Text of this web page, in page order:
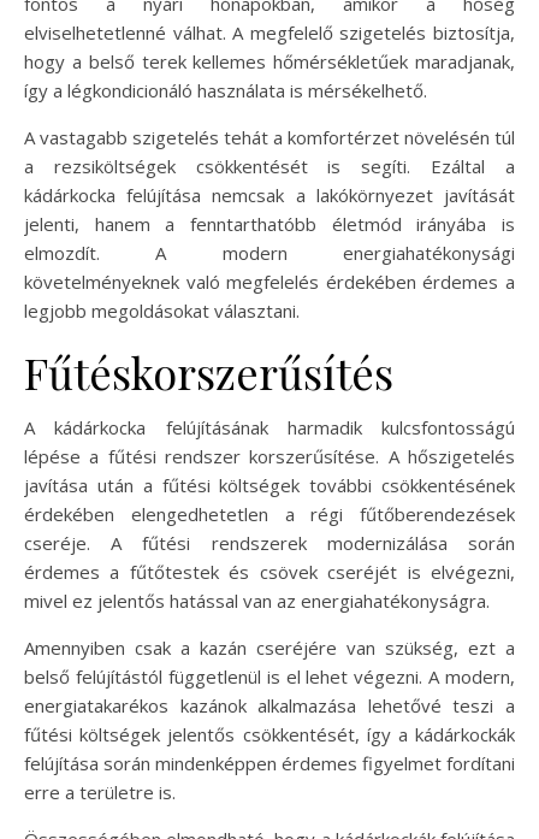
elviselhetetlenné válhat. A megfelelő szigetelés biztosítja,
hogy a belső terek kellemes hőmérsékletűek maradjanak,
így a légkondicionáló használata is mérsékelhető.
A vastagabb szigetelés tehát a komfortérzet növelésén túl
a rezsiköltségek csökkentését is segíti. Ezáltal a
kádárkocka felújítása nemcsak a lakókörnyezet javítását
jelenti, hanem a fenntarthatóbb életmód irányába is
elmozdít. A modern energiahatékonysági
követelményeknek való megfelelés érdekében érdemes a
legjobb megoldásokat választani.
Fűtéskorszerűsítés
A kádárkocka felújításának harmadik kulcsfontosságú
lépése a fűtési rendszer korszerűsítése. A hőszigetelés
javítása után a fűtési költségek további csökkentésének
érdekében elengedhetetlen a régi fűtőberendezések
cseréje. A fűtési rendszerek modernizálása során
érdemes a fűtőtestek és csövek cseréjét is elvégezni,
mivel ez jelentős hatással van az energiahatékonyságra.
Amennyiben csak a kazán cseréjére van szükség, ezt a
belső felújítástól függetlenül is el lehet végezni. A modern,
energiatakarékos kazánok alkalmazása lehetővé teszi a
fűtési költségek jelentős csökkentését, így a kádárkockák
felújítása során mindenképpen érdemes figyelmet fordítani
erre a területre is.